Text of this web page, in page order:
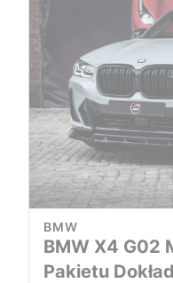
BMW
BMW X4 G02
Pakietu